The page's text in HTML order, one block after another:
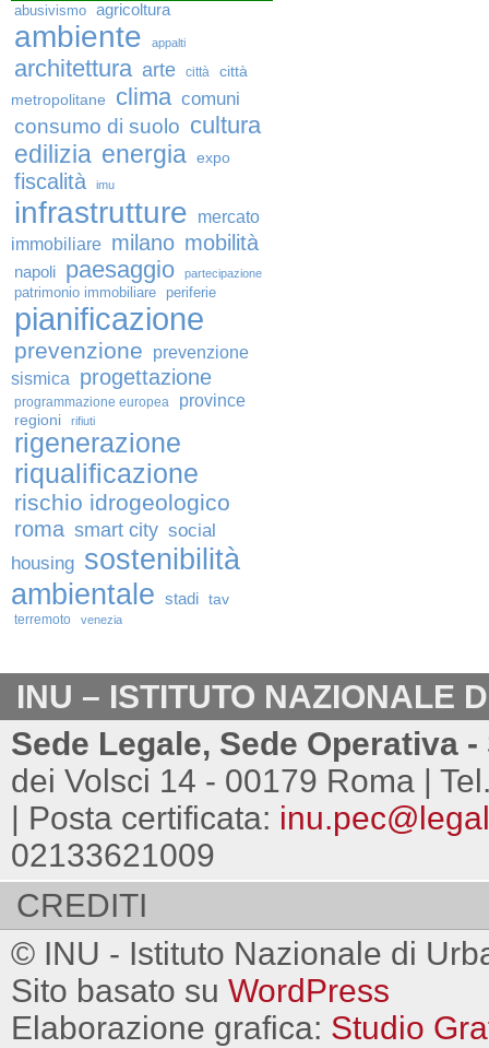
abusivismo agricoltura
ambiente appalti
architettura arte città
città
metropolitane
clima comuni
consumo di suolo cultura
edilizia energia expo
fiscalità imu
infrastrutture
mercato
immobiliare milano mobilità
napoli paesaggio partecipazione
patrimonio immobiliare periferie
pianificazione
prevenzione
prevenzione
sismica
progettazione
programmazione europea province
regioni rifiuti
rigenerazione
riqualificazione
rischio idrogeologico
roma smart city social
housing sostenibilità
ambientale stadi tav
terremoto venezia
INU – ISTITUTO NAZIONALE
Sede Legale, Sede Operativa
dei Volsci 14 - 00179 Roma |
| Posta certificata:
02133621009
CREDITI
© INU - Istituto Nazionale di
Sito basato su WordPress
Elaborazione grafica: Studio